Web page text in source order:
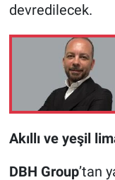
devredilecek.
Akıllı ve yeşil
DBH Group’tan